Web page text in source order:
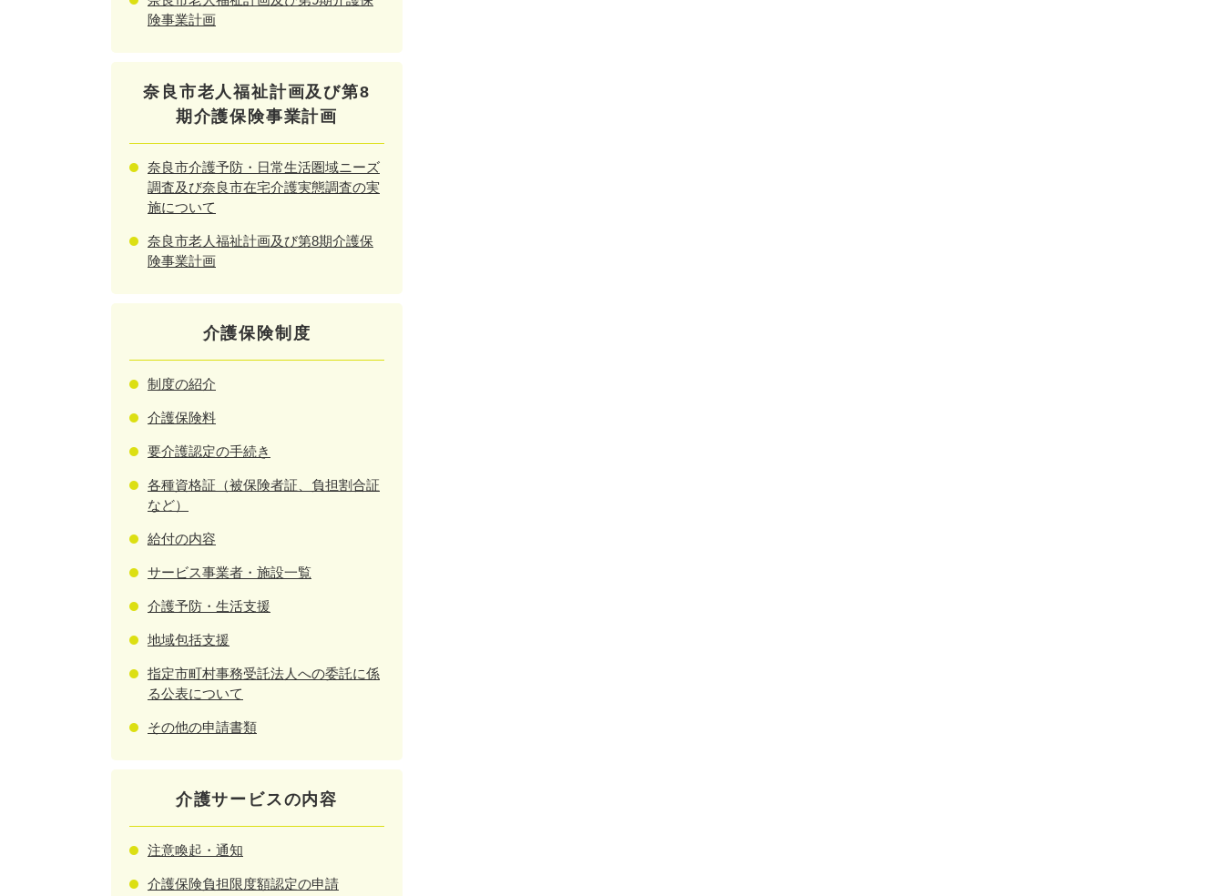
険事業計画
奈良市老人福祉計画及び第8
期介護保険事業計画
奈良市介護予防・日常生活圏域ニーズ
調査及び奈良市在宅介護実態調査の実
施について
奈良市老人福祉計画及び第8期介護保
険事業計画
介護保険制度
制度の紹介
介護保険料
要介護認定の手続き
各種資格証（被保険者証、負担割合証
など）
給付の内容
サービス事業者・施設一覧
介護予防・生活支援
地域包括支援
指定市町村事務受託法人への委託に係
る公表について
その他の申請書類
介護サービスの内容
注意喚起・通知
介護保険負担限度額認定の申請